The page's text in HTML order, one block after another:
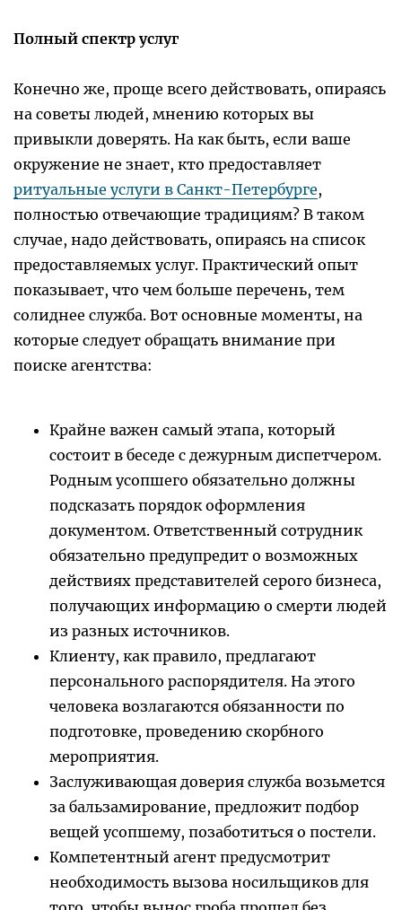
Полный спектр услуг
Конечно же, проще всего действовать, опираясь
на советы людей, мнению которых вы
привыкли доверять. На как быть, если ваше
окружение не знает, кто предоставляет
ритуальные услуги в Санкт-Петербурге,
полностью отвечающие традициям? В таком
случае, надо действовать, опираясь на список
предоставляемых услуг. Практический опыт
показывает, что чем больше перечень, тем
солиднее служба. Вот основные моменты, на
которые следует обращать внимание при
поиске агентства:
Крайне важен самый этапа, который
состоит в беседе с дежурным диспетчером.
Родным усопшего обязательно должны
подсказать порядок оформления
документом. Ответственный сотрудник
обязательно предупредит о возможных
действиях представителей серого бизнеса,
получающих информацию о смерти людей
из разных источников.
Клиенту, как правило, предлагают
персонального распорядителя. На этого
человека возлагаются обязанности по
подготовке, проведению скорбного
мероприятия.
Заслуживающая доверия служба возьмется
за бальзамирование, предложит подбор
вещей усопшему, позаботиться о постели.
Компетентный агент предусмотрит
необходимость вызова носильщиков для